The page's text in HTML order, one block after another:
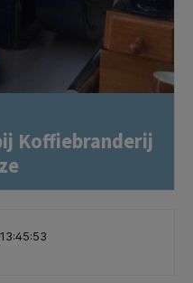
Koffiebranderij